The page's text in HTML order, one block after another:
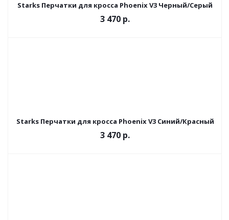
Starks Перчатки для кросса Phoenix V3 Черный/Серый
3 470 р.
Starks Перчатки для кросса Phoenix V3 Синий/Красный
3 470 р.